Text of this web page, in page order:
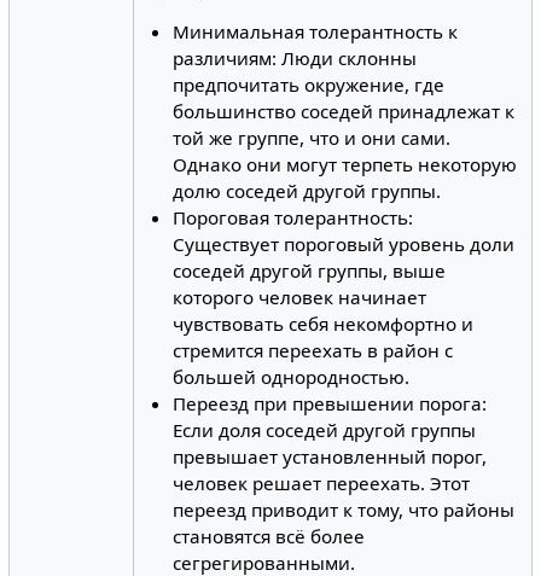
Минимальная толерантность к
различиям: Люди склонны
предпочитать окружение, где
большинство соседей принадлежат к
той же группе, что и они сами.
Однако они могут терпеть некоторую
долю соседей другой группы.
Пороговая толерантность:
Существует пороговый уровень доли
соседей другой группы, выше
которого человек начинает
чувствовать себя некомфортно и
стремится переехать в район с
большей однородностью.
Переезд при превышении порога:
Если доля соседей другой группы
превышает установленный порог,
человек решает переехать. Этот
переезд приводит к тому, что районы
становятся всё более
сегрегированными.